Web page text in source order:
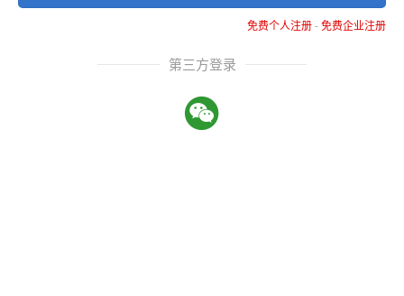
免费个人注册-免费企业注册
第三方登录